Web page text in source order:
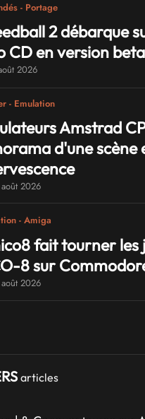
- Portage
2 débarque
CD en version beta
2026
- Emulation
Amstrad
d'une scène
2026
- Amiga
fait tourner les
8 sur
2026
articles